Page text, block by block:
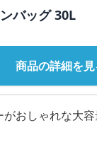
バッグ 30L
商品の詳細を見
がおしゃれな大